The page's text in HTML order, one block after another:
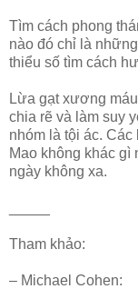
Tìm cách phong
nào đó chỉ là
thiểu số tìm cách
Lừa gạt xương
chia rẽ và làm suy
nhóm là tội ác. Các
Mao không khác gì
ngày không xa.
Tham khảo:
– Michael Cohen: